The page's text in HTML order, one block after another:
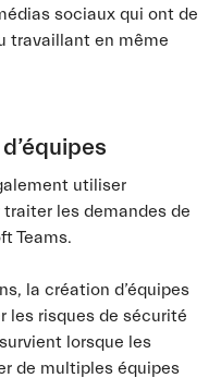
sociaux qui ont de
travaillant en même
utiliser
les demandes de
Teams.
la création d’équipes
les risques de sécurité
lorsque les
de multiples équipes